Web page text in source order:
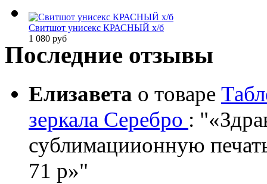
Свитшот унисекс КРАСНЫЙ х/б
1 080 руб
Последние отзывы
Елизавета о товаре
зеркала Серебро :
сублимациионную
71 р»